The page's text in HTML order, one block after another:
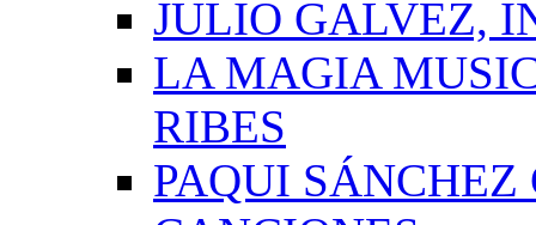
JULIO GALVEZ,
LA MAGIA
RIBES
PAQUI